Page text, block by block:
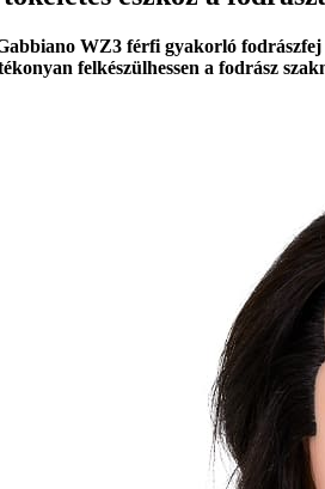
WZ3 férfi gyakorló fodrászfej
felkészülhessen a fodrász